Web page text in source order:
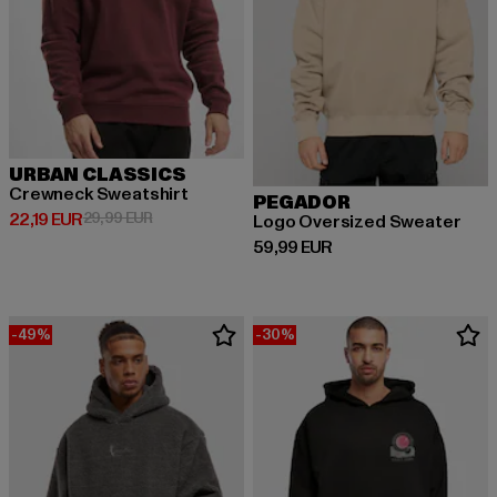
URBAN CLASSICS
Crewneck Sweatshirt
22,19 EUR
Ajankohtainen hinta: 22,19 EUR
29,99 EURKampanjahinta: 29,99 EUR
PEGADOR
Logo Oversized Sweater
59,99 EUR
Ajankohtainen hinta: 59,99 EUR
-49% -30%